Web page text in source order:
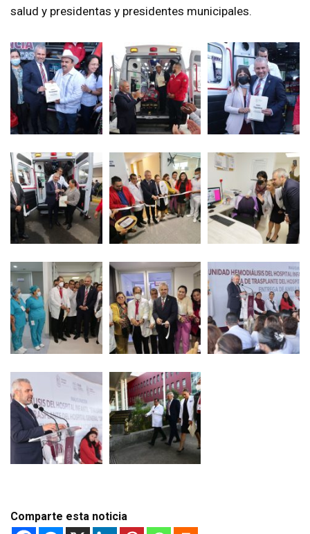
salud y presidentas y presidentes municipales.
Comparte esta noticia